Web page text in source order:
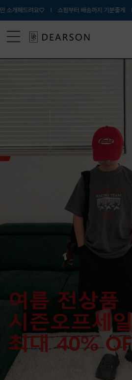
핑부터 배송까지 기분좋게 ΙΙ 여름 전상품 시